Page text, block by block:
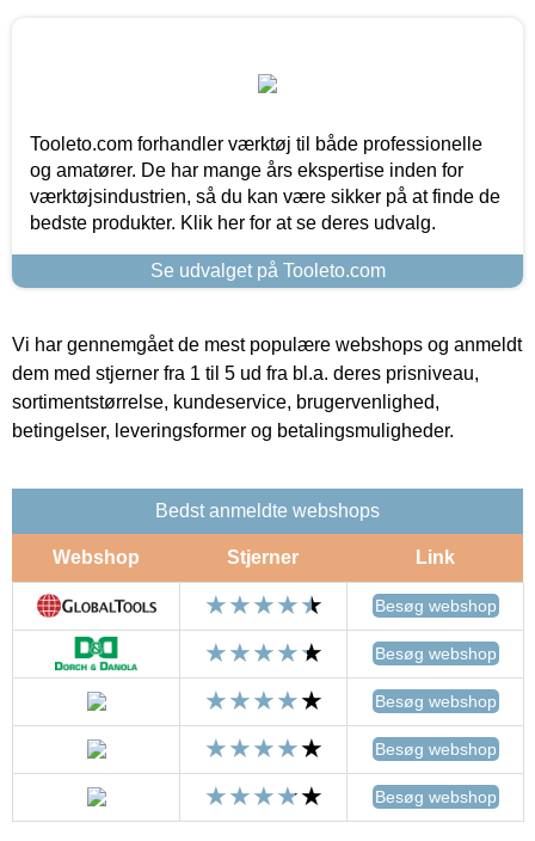
Tooleto.com forhandler værktøj til både professionelle
og amatører. De har mange års ekspertise inden for
værktøjsindustrien, så du kan være sikker på at finde de
bedste produkter. Klik her for at se deres udvalg.
Se udvalget på Tooleto.com
Vi har gennemgået de mest populære webshops og anmeldt
dem med stjerner fra 1 til 5 ud fra bl.a. deres prisniveau,
sortimentstørrelse, kundeservice, brugervenlighed,
betingelser, leveringsformer og betalingsmuligheder.
Bedst anmeldte webshops
Webshop Stjerner Link
Besøg webshop
Besøg webshop
Besøg webshop
Besøg webshop
Besøg webshop